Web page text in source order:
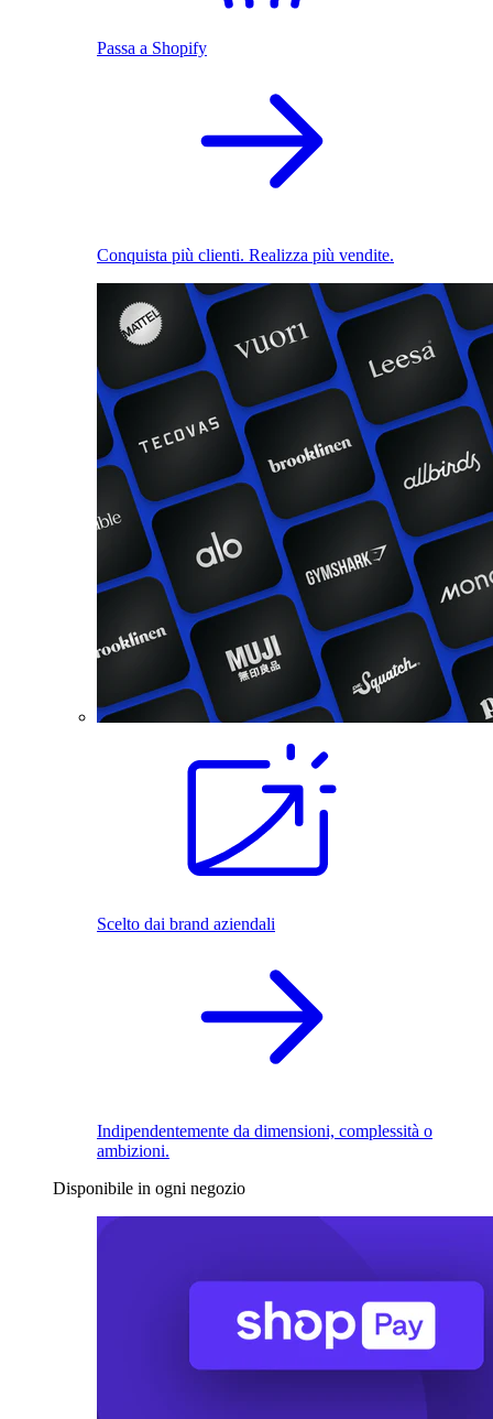
Passa a Shopify
Conquista più clienti. Realizza più vendite.
Scelto dai brand aziendali
Indipendentemente da dimensioni, complessità o
ambizioni.
Disponibile in ogni negozio